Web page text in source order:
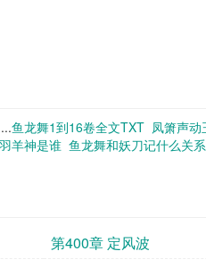
鱼龙舞1到16卷全文TXT 凤箫声动
羊神是谁 鱼龙舞和妖刀记什么关系
第400章 定风波